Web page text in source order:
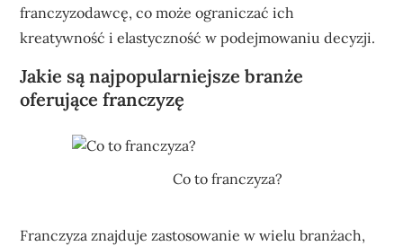
franczyzodawcę, co może ograniczać ich
kreatywność i elastyczność w podejmowaniu decyzji.
Jakie są najpopularniejsze branże
oferujące franczyzę
Co to franczyza?
Franczyza znajduje zastosowanie w wielu branżach,